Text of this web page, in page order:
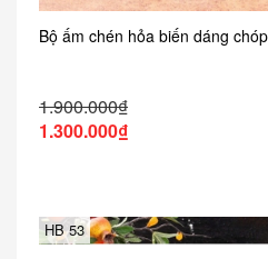
Bộ ấm chén hỏa biến dáng
1.900.000₫
1.300.000₫
HB 53